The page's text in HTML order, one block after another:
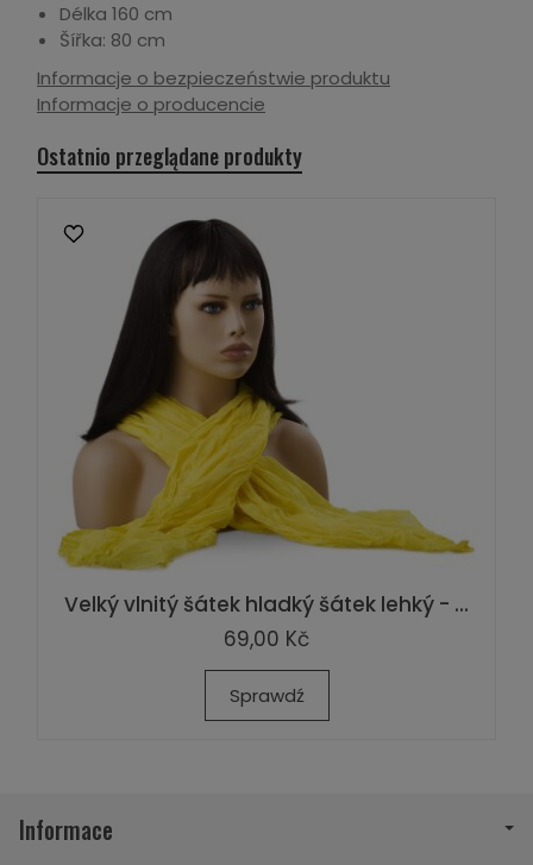
Délka 160 cm
Šířka: 80 cm
Informacje o bezpieczeństwie produktu
Informacje o producencie
Ostatnio przeglądane produkty
Velký vlnitý šátek hladký šátek lehký - ...
69,00 Kč
Sprawdź
Informace